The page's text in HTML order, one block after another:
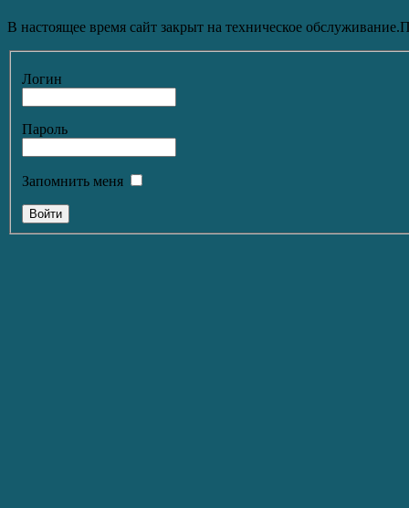
В настоящее время сайт закрыт на техническое
Логин
Пароль
Запомнить меня